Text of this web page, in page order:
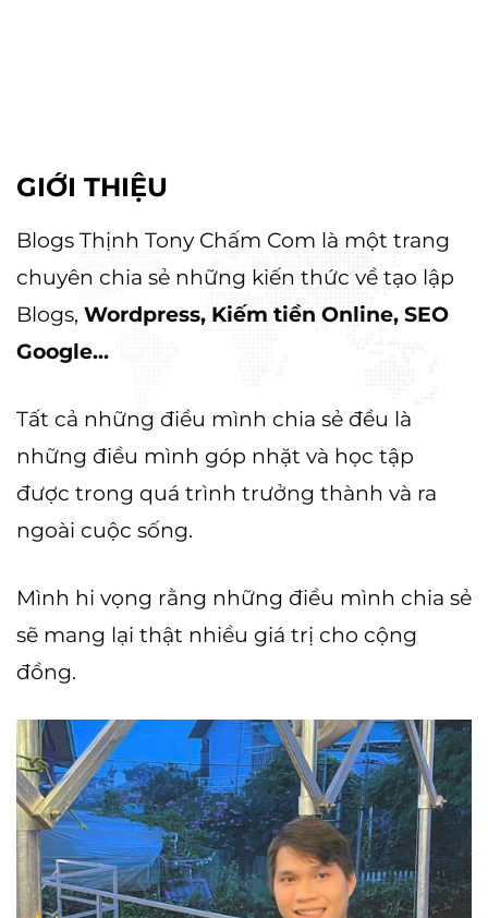
GIỚI THIỆU
Blogs Thịnh Tony Chấm Com là một trang
chuyên chia sẻ những kiến thức về tạo lập
Blogs, Wordpress, Kiếm tiền Online, SEO
Google...
Tất cả những điều mình chia sẻ đều là
những điều mình góp nhặt và học tập
được trong quá trình trưởng thành và ra
ngoài cuộc sống.
Mình hi vọng rằng những điều mình chia sẻ
sẽ mang lại thật nhiều giá trị cho cộng
đồng.